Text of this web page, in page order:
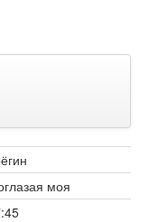
моя